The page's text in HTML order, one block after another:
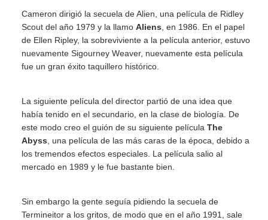
Cameron dirigió la secuela de Alien, una película de Ridley
Scout del año 1979 y la llamo Aliens , en 1986. En el papel
de Ellen Ripley, la sobreviviente a la película anterior, estuvo
nuevamente Sigourney Weaver, nuevamente esta película
fue un gran éxito taquillero histórico.
La siguiente película del director partió de una idea que
había tenido en el secundario, en la clase de biología. De
este modo creo el guión de su siguiente película The
Abyss , una película de las más caras de la época, debido a
los tremendos efectos especiales. La película salio al
mercado en 1989 y le fue bastante bien.
Sin embargo la gente seguía pidiendo la secuela de
Termineitor a los gritos, de modo que en el año 1991, sale